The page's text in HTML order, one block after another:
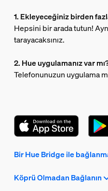
1. Ekleyeceğiniz birden
Hepsini bir arada tutun!
tarayacaksınız.
2. Hue uygulamanız var
Telefonunuzun uygulama
Bir Hue Bridge ile
Köprü Olmadan Bağlanın